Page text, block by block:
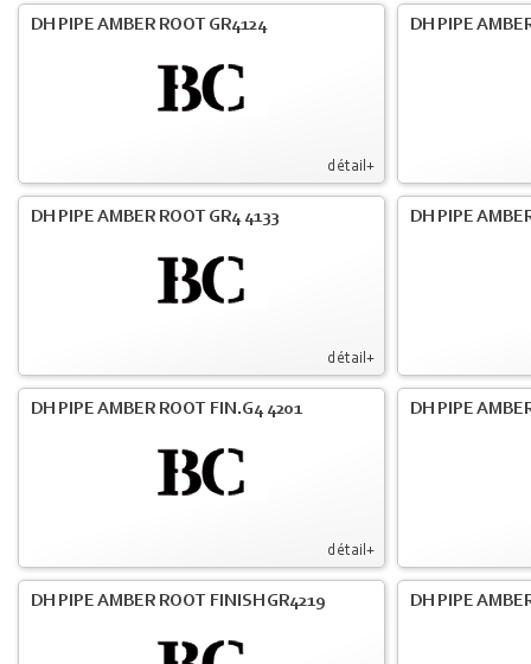
détail+
DH PIPE AMBER ROOT GR4124 DH PIPE
détail+
DH PIPE AMBER ROOT GR4 4133 DH PIPE
détail+
DH PIPE AMBER ROOT FIN.G4 4201 DH PIPE
DH PIPE AMBER ROOT FINISH GR4219 DH PIPE